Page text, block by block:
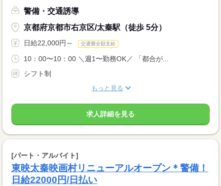
警備・交通誘導
京都府京都市右京区/太秦駅（徒歩 5分）
日給22,000円～ 交通費全額支給
10：00〜10：00 ＼週1〜勤務OK／ 「都合が...
シフト制
もっと見る
求人詳細を見る
[パート・アルバイト]
東映太秦映画村リニューアルオープン＊警備！
日給22000円/日払い